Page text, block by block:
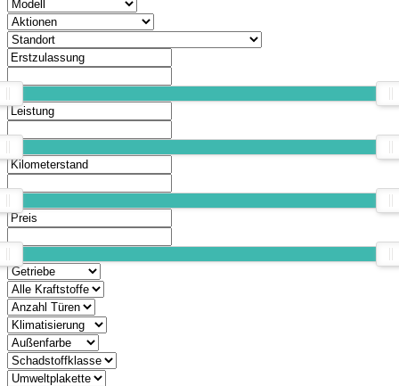
Teile &
Zubehör
Vermietung
Unternehmen